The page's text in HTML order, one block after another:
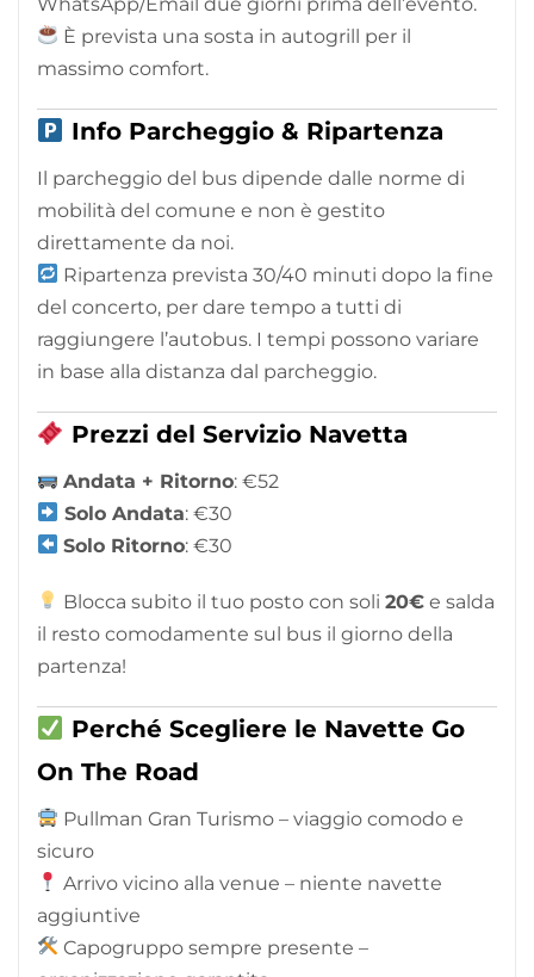
È prevista una sosta in autogrill per il
massimo comfort.
Info Parcheggio & Ripartenza
Il parcheggio del bus dipende dalle norme di
mobilità del comune e non è gestito
direttamente da noi.
Ripartenza prevista 30/40 minuti dopo la fine
del concerto, per dare tempo a tutti di
raggiungere l’autobus. I tempi possono variare
in base alla distanza dal parcheggio.
Prezzi del Servizio Navetta
Andata + Ritorno: €52
Solo Andata: €30
Solo Ritorno: €30
Blocca subito il tuo posto con soli20€ e salda
il resto comodamente sul bus il giorno della
partenza!
Perché Scegliere le Navette Go
On The Road
Pullman Gran Turismo – viaggio comodo e
sicuro
Arrivo vicino alla venue – niente navette
aggiuntive
Capogruppo sempre presente –